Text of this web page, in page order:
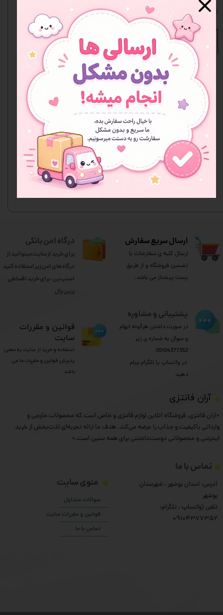
افزودن به علاقه مندی ها
نظرات
هنوز نظری ثبت نشده
اولین نفری باشید که نظر می‌دهید
ثبت نظر
ارسال سریع سفارش
ارسال کلیه ی سفارشات با
تضمین فروشگاه و از طریق
پست پیشتاز می باشد.
​آران فانتزی
«آران فانتزی، فروشگاه آنلاین لوازم فانتزی و خاص است که محصولات خارجی و
وارداتی باکیفیت و جذاب را عرضه می‌کند. هدف ما ارائه تجربه‌ای لذت‌بخش از خرید
اینترنتی و محصولاتی دوست‌داشتنی برای همه سنین است.»
منوی سایت
سوالات متداول
قوانین و مقررات سایت
تماس با ما
تماس با ما
آدرس: استان بوشهر ، شهرستان
بوشهر
تلفن (واتساپ ، تلگرام:
۰9104377352
درگاه امن بانکی
برای خرید از سایت میتوانید از
درگاه های امن زیر استفاده کنید
اسنپ پی: برای خرید اقساطی
​​​​​​​زرین پال
پشتیبانی و مشاوره
در صورت داشتن هرگونه ابهام
و سوال به شماره ی زیر
09104377352
​​​​​​​ در واتساپ یا تلگرام پیام
دهید
​قوانین و مقررات
سایت
استفاده و خرید از سایت به معنی
پذیرش قوانین و مقررات ما می
باشد.